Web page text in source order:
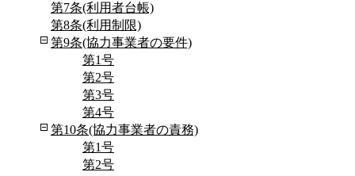
第7条(利用者台帳)
第8条(利用制限)
第9条(協力事業者の要件)
第1号
第2号
第3号
第4号
第10条(協力事業者の責務)
第1号
第2号